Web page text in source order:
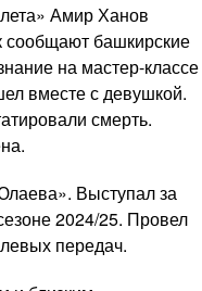
Амир Ханов
сообщают башкирские
на мастер-классе
вместе с девушкой.
смерть.
Выступал за
2024/25. Провел
передач.